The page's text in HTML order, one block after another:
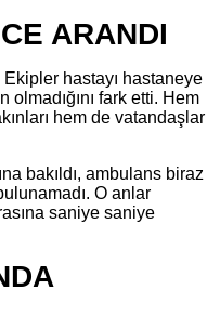
ARANDI
hastayı hastaneye
fark etti. Hem
hem de vatandaşlar
bakıldı, ambulans biraz
O anlar
saniye saniye